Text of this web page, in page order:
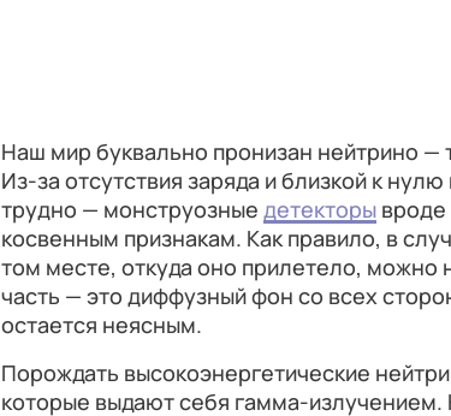
Наш мир буквально пронизан нейтрино
Из-за отсутствия заряда и близкой к
трудно — монструозные детекторы
косвенным признакам. Как правило, в
том месте, откуда оно прилетело, можно
часть — это диффузный фон со всех
остается неясным.
Порождать высокоэнергетические
которые выдают себя гамма-излучением.